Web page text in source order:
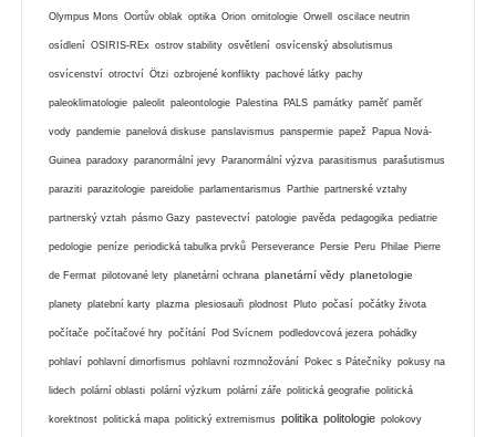
Olympus Mons Oortův oblak optika Orion ornitologie Orwell oscilace neutrin
osídlení OSIRIS-REx ostrov stability osvětlení osvícenský absolutismus
osvícenství otroctví Ötzi ozbrojené konflikty pachové látky pachy
paleoklimatologie paleolit paleontologie Palestina PALS památky paměť paměť
vody pandemie panelová diskuse panslavismus panspermie papež Papua Nová-
Guinea paradoxy paranormální jevy Paranormální výzva parasitismus parašutismus
paraziti parazitologie pareidolie parlamentarismus Parthie partnerské vztahy
partnerský vztah pásmo Gazy pastevectví patologie pavěda pedagogika pediatrie
pedologie peníze periodická tabulka prvků Perseverance Persie Peru Philae Pierre
de Fermat pilotované lety planetární ochrana planetární vědy planetologie
planety platební karty plazma plesiosauři plodnost Pluto počasí počátky života
počítače počítačové hry počítání Pod Svícnem podledovcová jezera pohádky
pohlaví pohlavní dimorfismus pohlavní rozmnožování Pokec s Pátečníky pokusy na
lidech polární oblasti polární výzkum polární záře politická geografie politická
korektnost politická mapa politický extremismus politika politologie polokovy